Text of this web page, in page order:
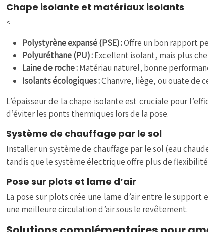
Chape isolante et matériaux isolants
<
Polystyrène expansé (PSE) :Offre un bon rapport
Polyuréthane (PU) :Excellent isolant, mais plus
Laine de roche :Matériau naturel, bonne
Isolants écologiques :Chanvre, liège, ou ouate de
L’épaisseur de la chape isolante est cruciale pour
d’éviter les ponts thermiques lors de la pose.
Système de chauffage par le sol
Installer un système de chauffage par le sol (eau
tandis que le système électrique offre plus de
Pose sur plots et lame d’air
La pose sur plots crée une lame d’air entre le
une meilleure circulation d’air sous le revêtement.